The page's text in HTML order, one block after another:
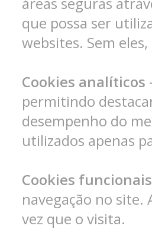
que possa ser
websites. Sem
Cookies analíticos
permitindo
desempenho do
utilizados apenas
Cookies funcionais
navegação no site.
vez que o visita.